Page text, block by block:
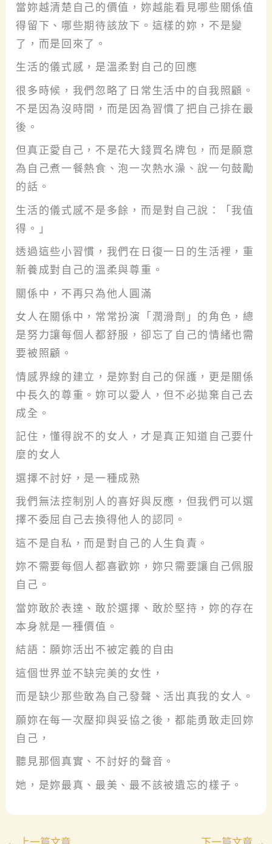
當妳越清楚自己的價值，妳越能看見哪些關係值
得留下、哪些期待該放下。這樣的妳，不是變
了，而是回來了。
生活的儀式感，是溫柔對自己的回應
很多時候，我們忽略了日常生活中的自我照顧。
不是因為沒時間，而是因為習慣了把自己排在最
後。
但真正愛自己，不是花大錢買名牌包，而是願意
為自己煮一餐熱食、泡一次熱水澡、說一句鼓勵
的話。
生活的儀式感不是多餘，而是對自己說：「我值
得。」
透過這些小習慣，我們在日復一日的生活裡，重
新養成對自己的溫柔與尊重。
關係中，不再只為他人圓滿
女人在關係中，常常扮演「潤滑劑」的角色，總
是努力讓每個人都舒服，卻忘了自己的情緒也需
要被照顧。
情感界線的建立，是妳對自己的保護，更是關係
中長久的尊重。妳可以愛人，但不必拋棄自己去
成全。
記住，懂得說不的女人，才是真正知道自己要什
麼的女人
選擇不討好，是一種成熟
我們無法控制別人的喜好與反應，但我們可以選
擇不委屈自己去換得他人的認同。
這不是自私，而是對自己的人生負責。
妳不需要每個人都喜歡妳，妳只需要讓自己佩服
自己。
當妳敢於表達、敢於選擇、敢於堅持，妳的存在
本身就是一種價值。
結語：願妳活出不被定義的自由
這個世界並不缺完美的女性，
而是缺少那些敢為自己發聲、活出真我的女人。
願妳在每一次壓抑與妥協之後，都能勇敢走回妳
自己，
聽見那個真實、不討好的聲音。
她，是妳最真、最美、最不該被遺忘的樣子。